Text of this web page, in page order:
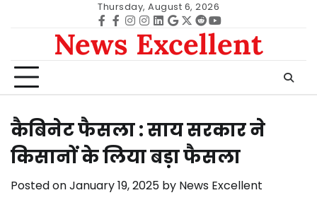
Thursday, August 6, 2026
Facebook
facebook
Instagram
instagram
Linkedin
google
Twitter
redditYoutube
News Excellent
कैबिनेट फैसला : साय सरकार ने
किसानों के लिया बड़ा फैसला
Posted onJanuary 19, 2025 by News Excellent